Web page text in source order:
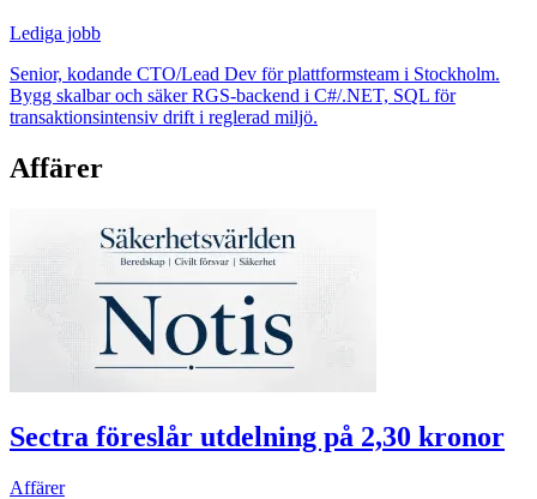
Lediga jobb
Senior, kodande CTO/Lead Dev för plattformsteam i Stockholm.
Bygg skalbar och säker RGS-backend i C#/.NET, SQL för
transaktionsintensiv drift i reglerad miljö.
Affärer
Sectra föreslår utdelning på 2,30 kronor
Affärer